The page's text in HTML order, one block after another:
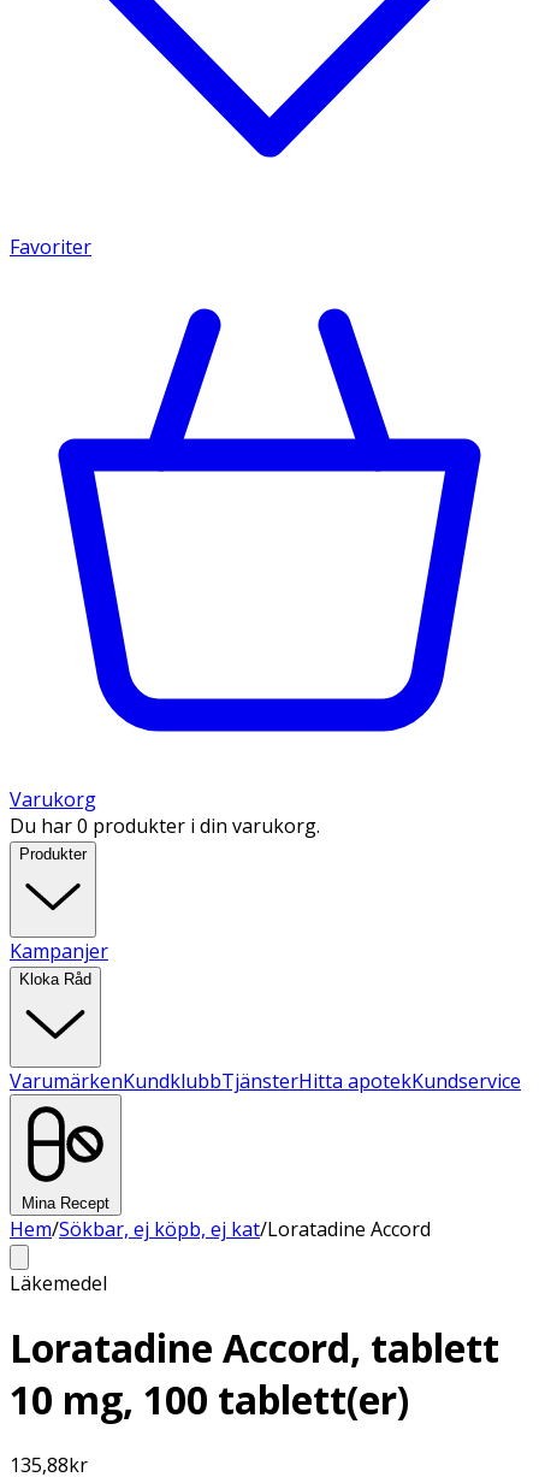
Favoriter
Varukorg
Du har 0 produkter i din varukorg.
Produkter
Kampanjer
Kloka Råd
VarumärkenKundklubbTjänsterHitta apotekKundservice
Mina Recept
Hem/Sökbar, ej köpb, ej kat/Loratadine Accord
Läkemedel
Loratadine Accord, tablett
10 mg, 100 tablett(er)
135,88kr